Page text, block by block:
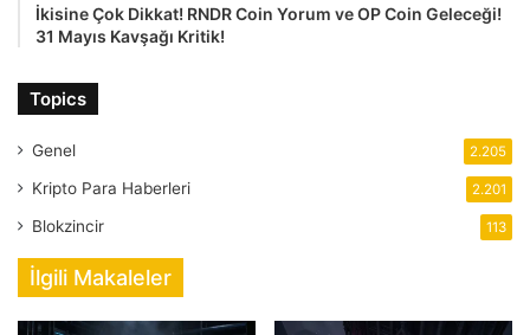
İkisine Çok Dikkat! RNDR Coin Yorum ve OP Coin Geleceği!
31 Mayıs Kavşağı Kritik!
Topics
Genel 2.205
Kripto Para Haberleri 2.201
Blokzincir 113
İlgili Makaleler